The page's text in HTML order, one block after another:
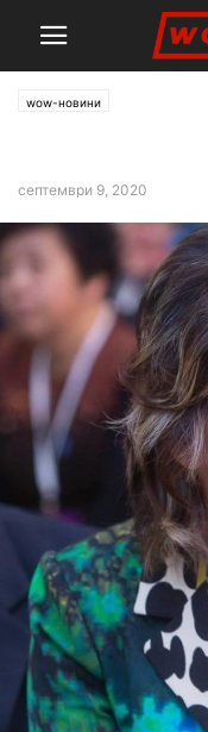
wow-новини
септември 9, 2020